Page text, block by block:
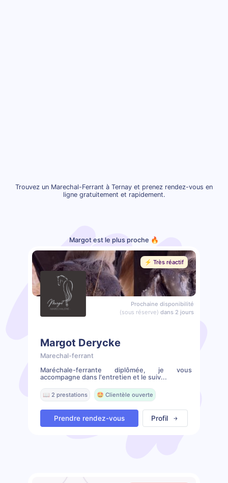
Trouvez un Marechal-Ferrant à Ternay et prenez rendez-vous en
ligne gratuitement et rapidement.
Margot est le plus proche 🔥
⚡️ Très réactif
Prochaine disponibilité
(sous réserve) dans 2 jours
Margot Derycke
Marechal-ferrant
Maréchale-ferrante diplômée, je vous
accompagne dans l'entretien et le suiv...
📖 2 prestations 🤩 Clientèle ouverte
Prendre rendez-vous Profil